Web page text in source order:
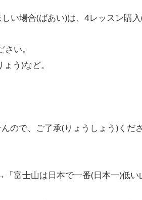
い場合(ばあい)は、4レッスン購入
い。
う)など。
ので、ご了承(りょうしょう)くださ
富士山は日本で一番(日本一)低い